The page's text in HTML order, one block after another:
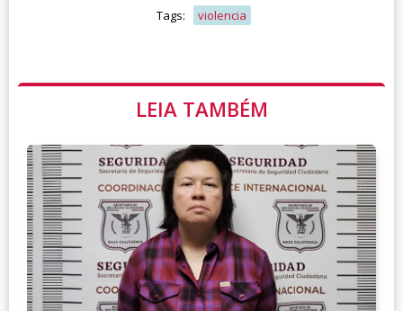
Tags: violencia
LEIA TAMBÉM